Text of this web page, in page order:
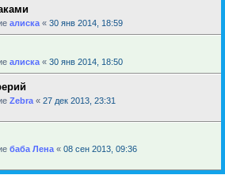
алиска « 30 янв 2014, 18:59
алиска « 30 янв 2014, 18:50
Zebra « 27 дек 2013, 23:31
баба Лена « 08 сен 2013, 09:36